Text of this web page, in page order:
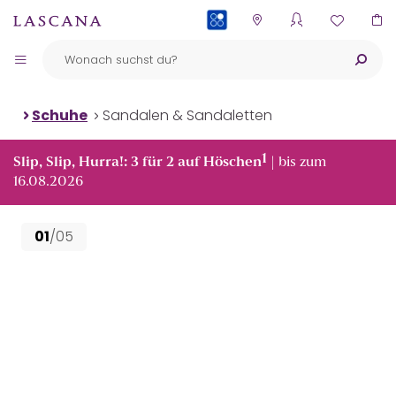
Schuhe Sandalen & Sandaletten
Slip, Slip, Hurra!: 3 für 2 auf Höschen1 | bis zum
16.08.2026
01/05